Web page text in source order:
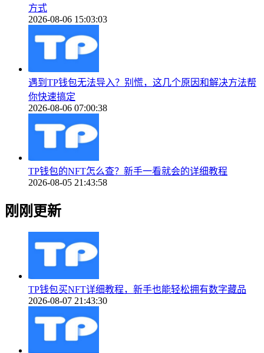
方式
2026-08-06 15:03:03
遇到TP钱包无法导入？别慌，这几个原因和解决方法帮
你快速搞定
2026-08-06 07:00:38
TP钱包的NFT怎么查？新手一看就会的详细教程
2026-08-05 21:43:58
刚刚更新
TP钱包买NFT详细教程，新手也能轻松拥有数字藏品
2026-08-07 21:43:30